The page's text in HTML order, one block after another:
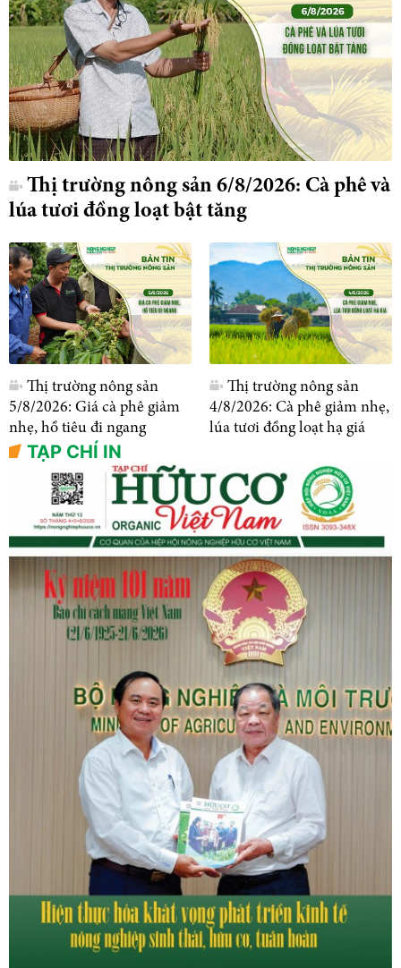
Thị trường nông sản 6/8/2026: Cà phê và
lúa tươi đồng loạt bật tăng
Thị trường nông sản
5/8/2026: Giá cà phê giảm
nhẹ, hồ tiêu đi ngang
Thị trường nông sản
4/8/2026: Cà phê giảm nhẹ,
lúa tươi đồng loạt hạ giá
TẠP CHÍ IN